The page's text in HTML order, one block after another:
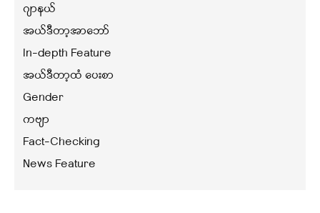
ဂျာနယ်
အယ်ဒီတာ့အာဘော်
In-depth Feature
အယ်ဒီတာ့ထံ ပေးစာ
Gender
ကဗျာ
Fact-Checking
News Feature